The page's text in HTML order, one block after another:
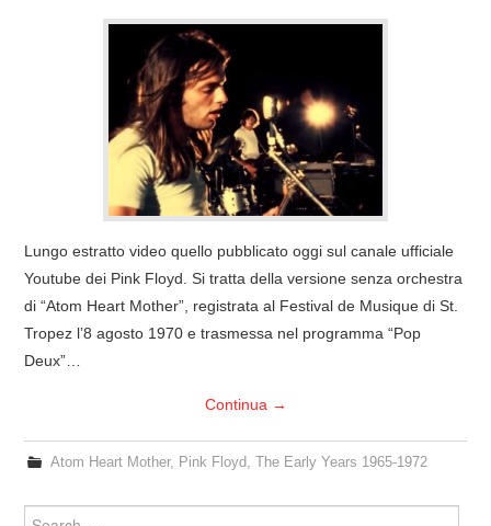
Lungo estratto video quello pubblicato oggi sul canale ufficiale
Youtube dei Pink Floyd. Si tratta della versione senza orchestra
di “Atom Heart Mother”, registrata al Festival de Musique di St.
Tropez l’8 agosto 1970 e trasmessa nel programma “Pop
Deux”…
Continua →
Atom Heart Mother, Pink Floyd, The Early Years 1965-1972